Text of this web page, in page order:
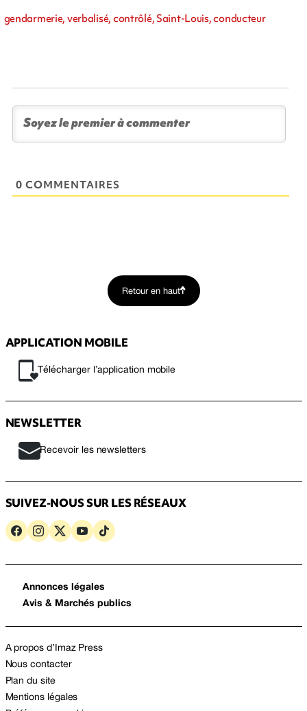
gendarmerie, verbalisé, contrôlé, Saint-Louis, conducteur
0 COMMENTAIRES
Retour en haut
APPLICATION MOBILE
Télécharger l’application mobile
NEWSLETTER
Recevoir les newsletters
SUIVEZ-NOUS SUR LES RÉSEAUX
Annonces légales
Avis & Marchés publics
A propos d’Imaz Press
Nous contacter
Plan du site
Mentions légales